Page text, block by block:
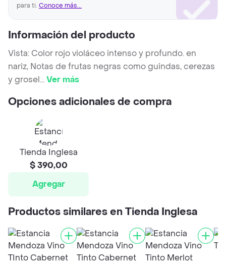
para ti. Conoce más...
Información del producto
Vista: Color rojo violáceo intenso y profundo. en
nariz, Notas de frutas negras como guindas, cerezas
y grosel...Ver más
Opciones adicionales de compra
Tienda Inglesa
$ 390,00
Agregar
Productos similares en Tienda Inglesa